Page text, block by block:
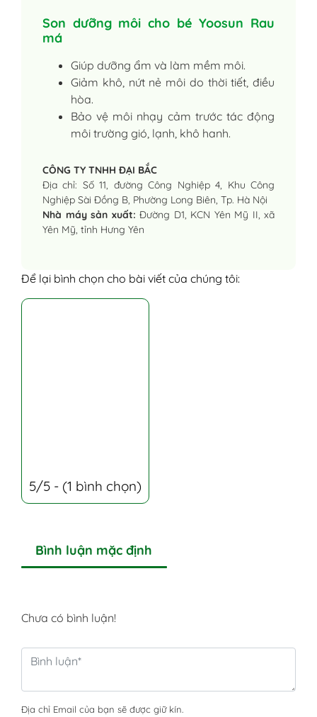
Son dưỡng môi cho bé Yoosun Rau
má
Giúp dưỡng ẩm và làm mềm môi.
Giảm khô, nứt nẻ môi do thời tiết, điều
hòa.
Bảo vệ môi nhạy cảm trước tác động
môi trường gió, lạnh, khô hanh.
CÔNG TY TNHH ĐẠI BẮC
Địa chỉ: Số 11, đường Công Nghiệp 4, Khu Công
Nghiệp Sài Đồng B, Phường Long Biên, Tp. Hà Nội
Nhà máy sản xuất: Đường D1, KCN Yên Mỹ II, xã
Yên Mỹ, tỉnh Hưng Yên
Để lại bình chọn cho bài viết của chúng tôi:
5/5 - (1 bình chọn)
Bình luận mặc định
Chưa có bình luận!
Địa chỉ Email của bạn sẽ được giữ kín.